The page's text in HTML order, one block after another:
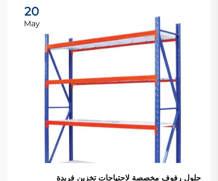
20
May
حلول رفوف مخصصة لاحتياجات تخزين فريدة